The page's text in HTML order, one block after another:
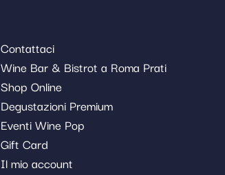
Contattaci
Wine Bar & Bistrot a Roma Prati
Shop Online
Degustazioni Premium
Eventi Wine Pop
Gift Card
Il mio account